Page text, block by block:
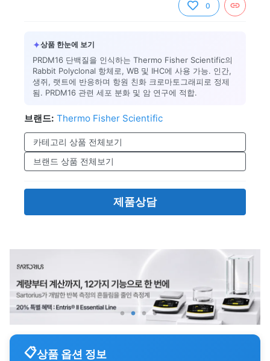
0
✦상품 한눈에 보기
PRDM16 단백질을 인식하는 Thermo Fisher Scientific의
Rabbit Polyclonal 항체로, WB 및 IHC에 사용 가능. 인간,
생쥐, 랫트에 반응하며 항원 친화 크로마토그래피로 정제
됨. PRDM16 관련 세포 분화 및 암 연구에 적합.
브랜드: Thermo Fisher Scientific
카테고리 상품 전체보기
브랜드 상품 전체보기
제품상담
상품 옵션 정보